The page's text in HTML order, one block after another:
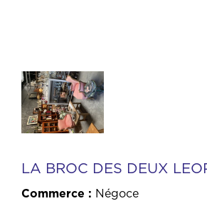
LA BROC DES DEUX
Commerce
Négoce